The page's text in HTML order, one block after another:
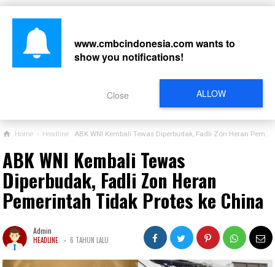
Home › Headline ABK WNI Kembali Tewas Diperbudak, Fadli Zon Heran Pemerintah Tidak Protes ke China
ABK WNI Kembali Tewas
Diperbudak, Fadli Zon Heran
Pemerintah Tidak Protes ke China
Admin
HEADLINE - 6 TAHUN LALU
www.cmbcindonesia.comwants to
show you notifications!
ALLOW
Close